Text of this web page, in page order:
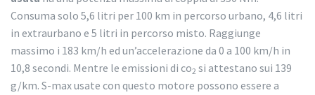
Consuma solo 5,6 litri per 100 km in percorso urbano, 4,6 litri
in extraurbano e 5 litri in percorso misto. Raggiunge
massimo i 183 km/h ed un’accelerazione da 0 a 100 km/h in
10,8 secondi. Mentre le emissioni di co2 si attestano sui 139
g/km. S-max usate con questo motore possono essere a